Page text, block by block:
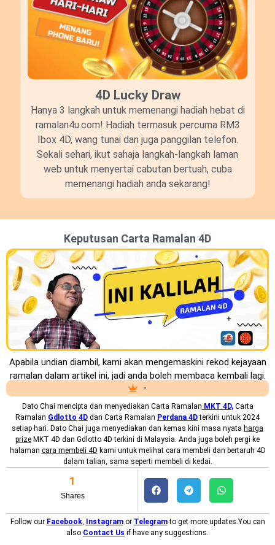
4D Lucky Draw​
Hanya 3 langkah untuk memenangi hadiah hebat di
ramalan4u.com! Hadiah termasuk percuma RM3
Ibox 4D, wang tunai dan juga panggilan telefon.
Sekali sehari, ikut sahaja langkah-langkah laman
web untuk menyertai cabutan bertuah, cuba
memenangi hadiah anda sekarang!
Keputusan Carta Ramalan 4D
Apabila undian diambil, kami akan mengemaskini rekod kejayaan
ramalan dalam artikel ini, jadi anda boleh membaca kembali lagi.
-
Dato Chai mencipta dan menyediakan Carta Ramalan MKT 4D,Carta
Ramalan Gdlotto 4D dan Carta Ramalan Perdana 4D terkini untuk 2024
setiap hari. Dato Chai juga menyediakan dan kemas kini masa nyata harga
prize MKT 4D dan Gdlotto 4D terkini di Malaysia. Anda juga boleh pergi ke
halaman cara membeli 4D kami untuk melihat cara membeli dan bertaruh 4D
dalam talian, sama seperti membeli di kedai.
Shares
1
Follow our Facebook, Instagramor Telegramto get more updates.You can
also Contact Us if have any suggestions.